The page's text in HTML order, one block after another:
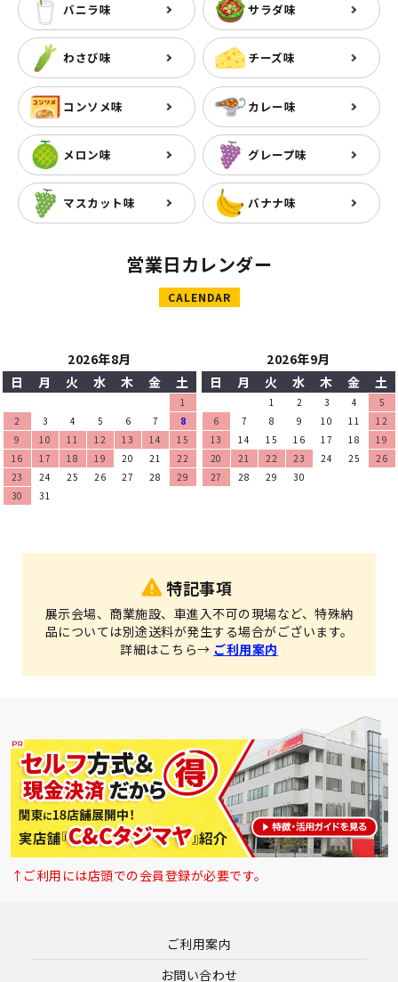
バニラ味 サラダ味
わさび味 チーズ味
コンソメ味 カレー味
メロン味 グレープ味
マスカット味 バナナ味
営業日カレンダー
CALENDAR
2026年8月
日
月 火 水 木 金 土
1
2
3 4 5 6 7
8
9
10 11 12 13 14
15
16
17 18 19 20 21
22
23
24 25 26 27 28
29
30
31
2026年9月
日
月 火 水 木 金 土
1 2 3 4
5
6
7 8 9 10 11
12
13
14 15 16 17 18
19
20
21 22 23 24 25
26
27
28 29 30
特記事項
展示会場、商業施設、車進入不可の現場など、特殊納
品については別途送料が発生する場合がございます。
詳細はこちら→ ご利用案内
↑ご利用には店頭での会員登録が必要です。
ご利用案内
お問い合わせ